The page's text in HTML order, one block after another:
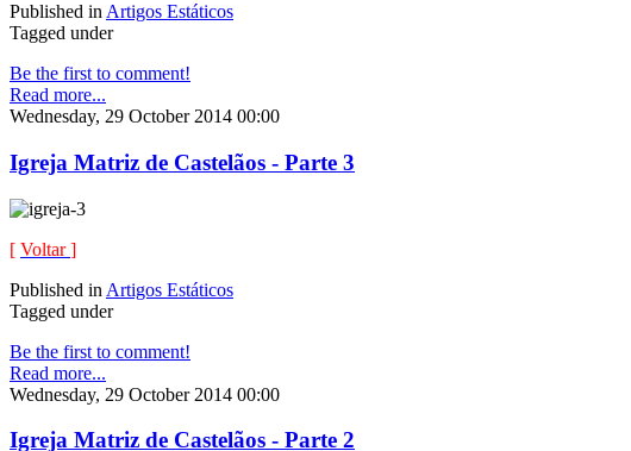
Published in Artigos Estáticos
Tagged under
Be the first to comment!
Read more...
Wednesday, 29 October 2014 00:00
Igreja Matriz de Castelãos - Parte 3
[ Voltar]
Published in Artigos Estáticos
Tagged under
Be the first to comment!
Read more...
Wednesday, 29 October 2014 00:00
Igreja Matriz de Castelãos - Parte 2